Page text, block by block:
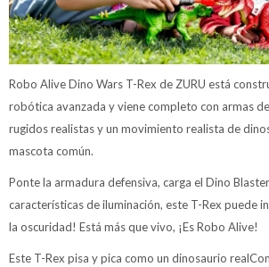
Robo Alive Dino Wars T-Rex de ZURU está
robótica avanzada y viene completo con armas
rugidos realistas y un movimiento realista de
mascota común.
Ponte la armadura defensiva, carga el Dino
características de iluminación, este T-Rex puede
la oscuridad! Está más que vivo, ¡Es Robo Alive!
Este T-Rex pisa y pica como un dinosaurio